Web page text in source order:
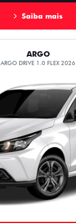
Saiba mais
ARGO
ARGO DRIVE 1.0 FLEX 2026